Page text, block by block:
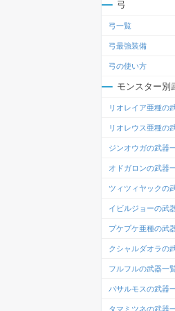
弓
弓一覧
弓最強装備
弓の使い方
モンスター別
リオレイア亜種の
リオレウス亜種の
ジンオウガの武器
オドガロンの武器
ツィツィヤックの
イビルジョーの武
プケプケ亜種の武
クシャルダオラの
フルフルの武器一
バサルモスの武器
タマミツネの武器